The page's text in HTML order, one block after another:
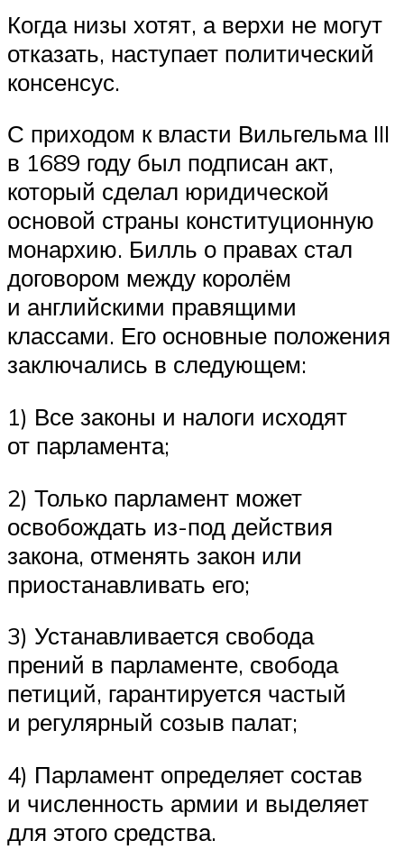
Когда низы хотят, а верхи не могут
отказать, наступает политический
консенсус.
С приходом к власти Вильгельма III
в 1689 году был подписан акт,
который сделал юридической
основой страны конституционную
монархию. Билль о правах стал
договором между королём
и английскими правящими
классами. Его основные положения
заключались в следующем:
1) Все законы и налоги исходят
от парламента;
2) Только парламент может
освобождать из-под действия
закона, отменять закон или
приостанавливать его;
3) Устанавливается свобода
прений в парламенте, свобода
петиций, гарантируется частый
и регулярный созыв палат;
4) Парламент определяет состав
и численность армии и выделяет
для этого средства.